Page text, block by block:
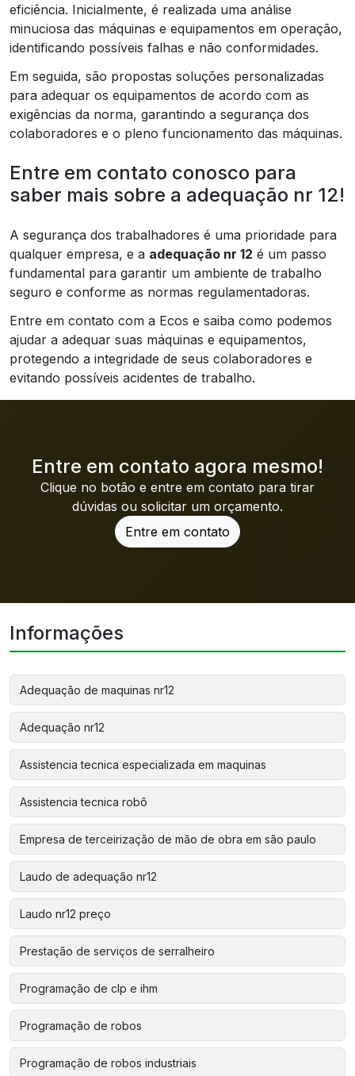
eficiência. Inicialmente, é realizada uma análise
minuciosa das máquinas e equipamentos em operação,
identificando possíveis falhas e não conformidades.
Em seguida, são propostas soluções personalizadas
para adequar os equipamentos de acordo com as
exigências da norma, garantindo a segurança dos
colaboradores e o pleno funcionamento das máquinas.
Entre em contato conosco para
saber mais sobre a adequação nr 12!
A segurança dos trabalhadores é uma prioridade para
qualquer empresa, e a adequação nr 12 é um passo
fundamental para garantir um ambiente de trabalho
seguro e conforme as normas regulamentadoras.
Entre em contato com a Ecos e saiba como podemos
ajudar a adequar suas máquinas e equipamentos,
protegendo a integridade de seus colaboradores e
evitando possíveis acidentes de trabalho.
Entre em contato agora mesmo!
Clique no botão e entre em contato para tirar
dúvidas ou solicitar um orçamento.
Entre em contato
Informações
Adequação de maquinas nr12
Adequação nr12
Assistencia tecnica especializada em maquinas
Assistencia tecnica robô
Empresa de terceirização de mão de obra em são paulo
Laudo de adequação nr12
Laudo nr12 preço
Prestação de serviços de serralheiro
Programação de clp e ihm
Programação de robos
Programação de robos industriais